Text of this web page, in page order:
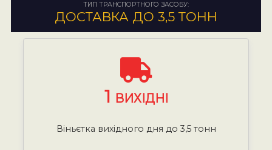
ТИП ТРАНСПОРТНОГО ЗАСОБУ:
ДОСТАВКА ДО 3,5 ТОНН
1 ВИХІДНІ
Віньєтка вихідного дня до 3,5 тонн